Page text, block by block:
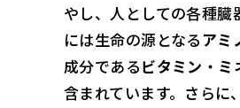
やし、人としての各種
には生命の源となる アミ
成分であるビタミン ・ ミ
含まれています。さらに